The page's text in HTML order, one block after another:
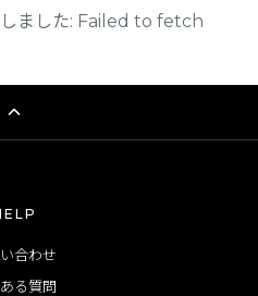
ました: Failed to fetch
合わせ
る質問